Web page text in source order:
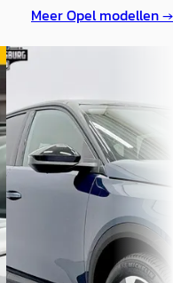
MeerOpelmodellen →
Opel Grandland
€ 29.000
v.a. € 615/mnd
Scherp geprijsd
2025 · 21.159 km · Benzine ·
Lynk en Co occasion